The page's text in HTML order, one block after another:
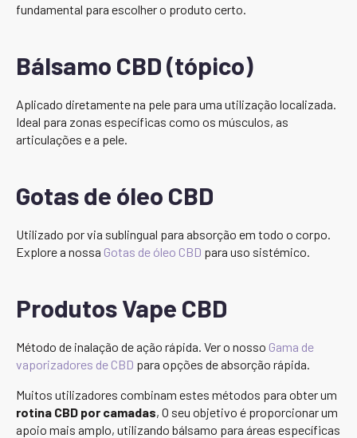
fundamental para escolher o produto certo.
Bálsamo CBD (tópico)
Aplicado diretamente na pele para uma utilização localizada.
Ideal para zonas específicas como os músculos, as
articulações e a pele.
Gotas de óleo CBD
Utilizado por via sublingual para absorção em todo o corpo.
Explore a nossa Gotas de óleo CBD para uso sistémico.
Produtos Vape CBD
Método de inalação de ação rápida. Ver o nosso Gama de
vaporizadores de CBD para opções de absorção rápida.
Muitos utilizadores combinam estes métodos para obter um
rotina CBD por camadas, O seu objetivo é proporcionar um
apoio mais amplo, utilizando bálsamo para áreas específicas